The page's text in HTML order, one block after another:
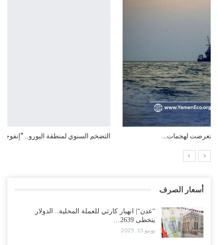
التضخم السنوي لمنطقة اليورو.. “إنفوجرافيك“..!
أسعار الصرف
“عدن“| انهيار كارثي للعملة المحلية.. الدولار
يتخطى 2639…
يونيو 15, 2025